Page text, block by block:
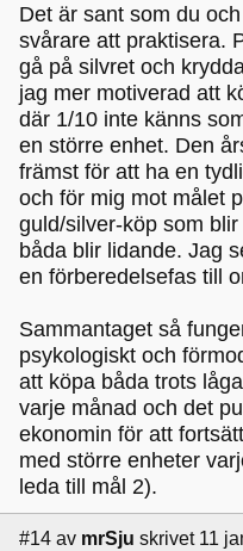
Det är sant som du
svårare att praktisera.
gå på silvret och
jag mer motiverad att
där 1/10 inte känns
en större enhet. Den
främst för att ha en
och för mig mot målet
guld/silver-köp som
båda blir lidande. Jag
en förberedelsefas till
Sammantaget så
psykologiskt och
att köpa båda trots
varje månad och det
ekonomin för att
med större enheter
leda till mål 2).
#14 av mrSju skrivet 11